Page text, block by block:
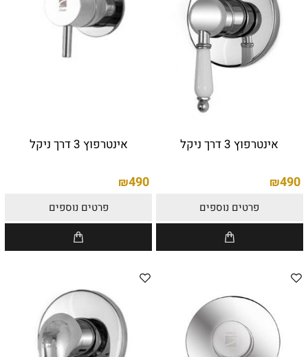
אינטרפוץ 3 דרך ניקל
₪490
פרטים נוספים
אינטרפוץ 3 דרך ניקל
₪490
פרטים נוספים